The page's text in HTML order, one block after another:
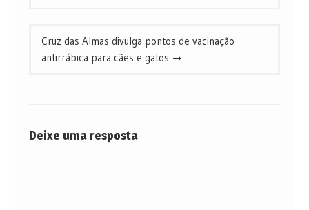
Cruz das Almas divulga pontos de vacinação
antirrábica para cães e gatos
Deixe uma resposta